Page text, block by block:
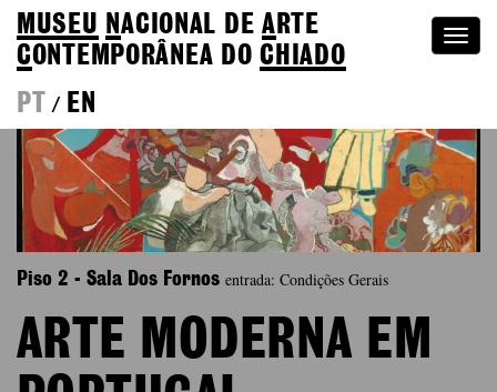
MUSEU NACIONAL DEA RTE
CONTEMPORÂNEA DOCHIADO
PT
/ EN
Piso 2 - Sala Dos Fornos entrada: Condições Gerais
ARTE MODERNA EM